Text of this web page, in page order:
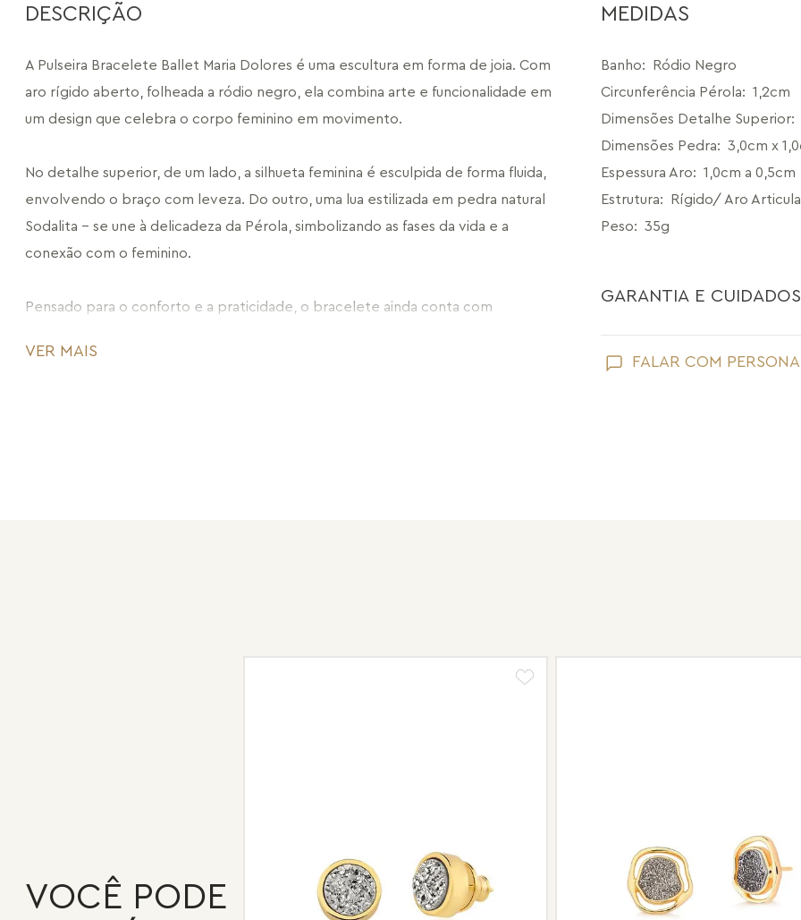
DESCRIÇÃO
A Pulseira Bracelete Ballet Maria Dolores é uma escultura em forma de joia. Com
aro rígido aberto, folheada a ródio negro, ela combina arte e funcionalidade em
um design que celebra o corpo feminino em movimento.
No detalhe superior, de um lado, a silhueta feminina é esculpida de forma fluida,
envolvendo o braço com leveza. Do outro, uma lua estilizada em pedra natural
Sodalita – se une à delicadeza da Pérola, simbolizando as fases da vida e a
conexão com o feminino.
Pensado para o conforto e a praticidade, o bracelete ainda conta com
mão da elegância.
VER MAIS
MEDIDAS
Banho:
Ródio Negro
Circunferência Pérola: 1,2cm
Dimensões Detalhe Superior:
Dimensões Pedra: 3,0cm x
Espessura Aro: 1,0cm a 0,5cm
Estrutura:
Rígido/ Aro
Peso: 35g
GARANTIA E CUIDADOS
Como toda joia, sua peça Maria
Informe-se conosco sobre estes
FALAR COM
VOCÊ PODE